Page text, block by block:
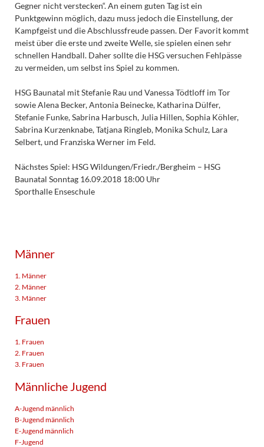
Gegner nicht verstecken“. An einem guten Tag ist ein
Punktgewinn möglich, dazu muss jedoch die Einstellung, der
Kampfgeist und die Abschlussfreude passen. Der Favorit kommt
meist über die erste und zweite Welle, sie spielen einen sehr
schnellen Handball. Daher sollte die HSG versuchen Fehlpässe
zu vermeiden, um selbst ins Spiel zu kommen.
HSG Baunatal mit Stefanie Rau und Vanessa Tödtloff im Tor
sowie Alena Becker, Antonia Beinecke, Katharina Dülfer,
Stefanie Funke, Sabrina Harbusch, Julia Hillen, Sophia Köhler,
Sabrina Kurzenknabe, Tatjana Ringleb, Monika Schulz, Lara
Selbert, und Franziska Werner im Feld.
Nächstes Spiel: HSG Wildungen/Friedr./Bergheim – HSG
Baunatal Sonntag 16.09.2018 18:00 Uhr
Sporthalle Enseschule
Männer
1. Männer
2. Männer
3. Männer
Frauen
1. Frauen
2. Frauen
3. Frauen
Männliche Jugend
A-Jugend männlich
B-Jugend männlich
E-Jugend männlich
F-Jugend